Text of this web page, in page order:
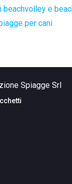
beachvolley e
per cani
Spiagge Srl